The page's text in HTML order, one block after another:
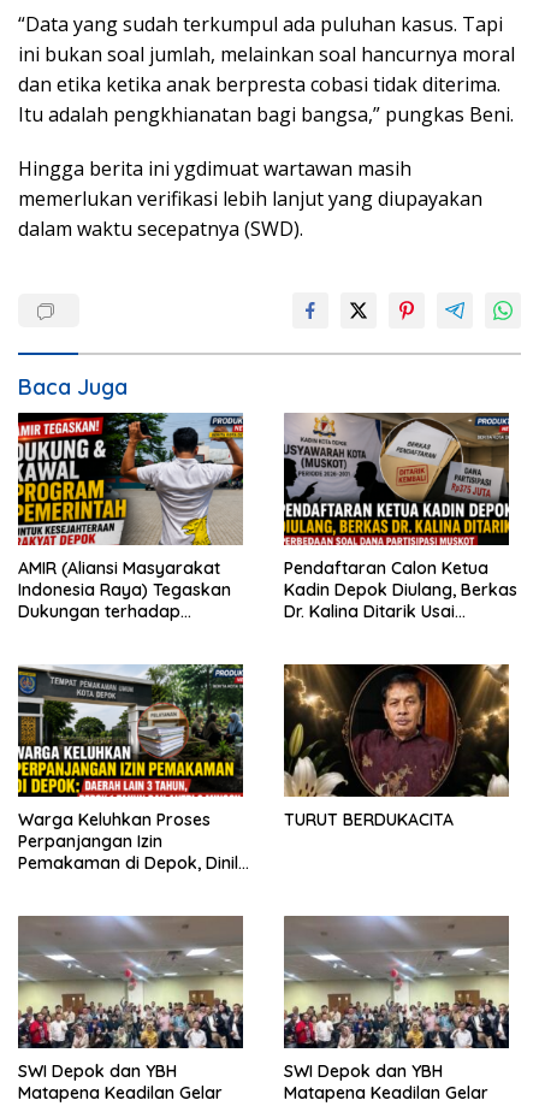
“Data yang sudah terkumpul ada puluhan kasus. Tapi
ini bukan soal jumlah, melainkan soal hancurnya moral
dan etika ketika anak berpresta cobasi tidak diterima.
Itu adalah pengkhianatan bagi bangsa,” pungkas Beni.
Hingga berita ini ygdimuat wartawan masih
memerlukan verifikasi lebih lanjut yang diupayakan
dalam waktu secepatnya (SWD).
Baca Juga
AMIR (Aliansi Masyarakat
Indonesia Raya) Tegaskan
Dukungan terhadap
Pendaftaran Calon Ketua
Kadin Depok Diulang, Berkas
Dr. Kalina Ditarik Usai
Warga Keluhkan Proses
Perpanjangan Izin
Pemakaman di Depok, Dinilai
TURUT BERDUKACITA
SWI Depok dan YBH
Matapena Keadilan Gelar
SWI Depok dan YBH
Matapena Keadilan Gelar